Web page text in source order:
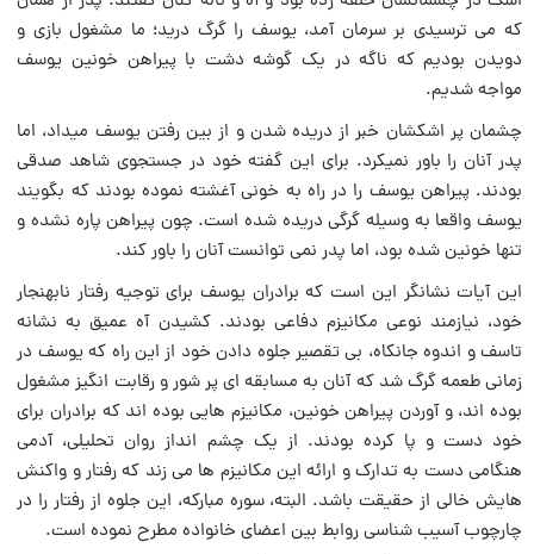
که می ترسیدى بر سرمان آمد، یوسف را گرگ درید؛ ما مشغول بازى و
دویدن بودیم که ناگه در یک گوشه دشت با پیراهن خونین یوسف
مواجه شدیم.
چشمان پر اشکشان خبر از دریده شدن و از بین رفتن یوسف میداد، اما
پدر آنان را باور نمیکرد. براى این گفته خود در جستجوى شاهد صدقى
بودند. پیراهن یوسف را در راه به خونى آغشته نموده بودند که بگویند
یوسف واقعا به وسیله گرگى دریده شده است. چون پیراهن پاره نشده و
تنها خونین شده بود، اما پدر نمی توانست آنان را باور کند.
این آیات نشانگر این است که برادران یوسف براى توجیه رفتار نابهنجار
خود، نیازمند نوعى مکانیزم دفاعى بودند. کشیدن آه عمیق به نشانه
تاسف و اندوه جانکاه، بی تقصیر جلوه دادن خود از این راه که یوسف در
زمانى طعمه گرگ شد که آنان به مسابقه اى پر شور و رقابت انگیز مشغول
بوده اند، و آوردن پیراهن خونین، مکانیزم هایى بوده اند که برادران براى
خود دست و پا کرده بودند. از یک چشم انداز روان تحلیلى، آدمى
هنگامى دست‌ به تدارک و ارائه این مکانیزم ها می زند که رفتار و واکنش
هایش خالى از حقیقت‌ باشد. البته، سوره مبارکه، این جلوه از رفتار را در
چارچوب آسیب شناسى روابط بین اعضاى خانواده مطرح نموده است.